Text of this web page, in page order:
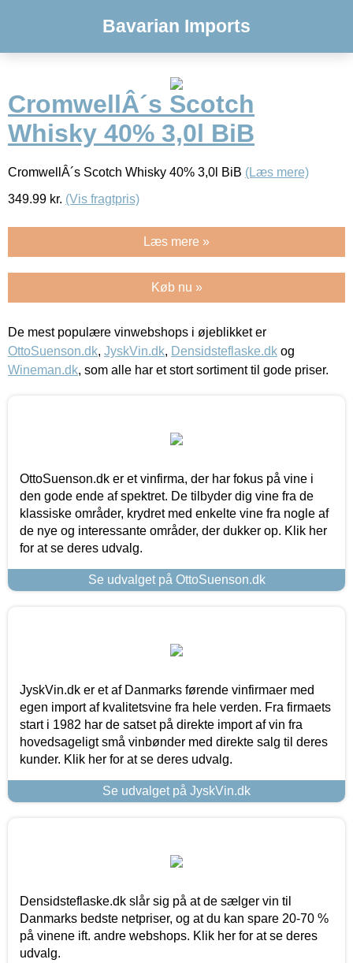
Bavarian Imports
CromwellÂ´s Scotch
Whisky 40% 3,0l BiB
CromwellÂ´s Scotch Whisky 40% 3,0l BiB (Læs mere)
349.99 kr. (Vis fragtpris)
Læs mere »
Køb nu »
De mest populære vinwebshops i øjeblikket er
OttoSuenson.dk, JyskVin.dk, Densidsteflaske.dk og
Wineman.dk, som alle har et stort sortiment til gode priser.
OttoSuenson.dk er et vinfirma, der har fokus på vine i
den gode ende af spektret. De tilbyder dig vine fra de
klassiske områder, krydret med enkelte vine fra nogle af
de nye og interessante områder, der dukker op. Klik her
for at se deres udvalg.
Se udvalget på OttoSuenson.dk
JyskVin.dk er et af Danmarks førende vinfirmaer med
egen import af kvalitetsvine fra hele verden. Fra firmaets
start i 1982 har de satset på direkte import af vin fra
hovedsageligt små vinbønder med direkte salg til deres
kunder. Klik her for at se deres udvalg.
Se udvalget på JyskVin.dk
Densidsteflaske.dk slår sig på at de sælger vin til
Danmarks bedste netpriser, og at du kan spare 20-70 %
på vinene ift. andre webshops. Klik her for at se deres
udvalg.